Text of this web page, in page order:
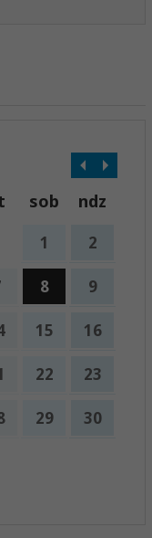
sob ndz
1 2
8 9
15 16
22 23
29 30